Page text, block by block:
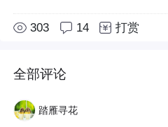
303 14 打赏
全部评论
踏雁寻花